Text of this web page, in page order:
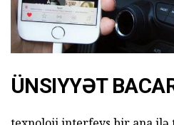
ÜNSIYYƏT